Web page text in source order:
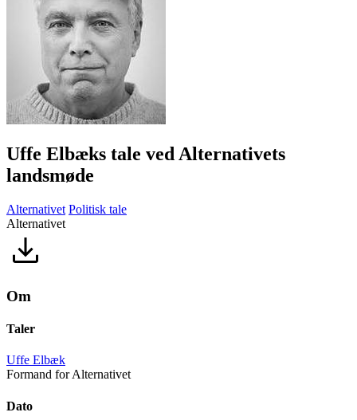
Uffe Elbæks tale ved Alternativets
landsmøde
Alternativet Politisk tale
Alternativet
Om
Taler
Uffe Elbæk
Formand for Alternativet
Dato